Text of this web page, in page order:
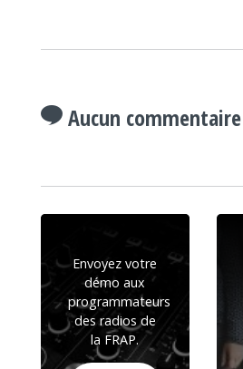
Aucun commentaire
Envoyez votre
démo aux
programmateurs
des radios de
la FRAP.